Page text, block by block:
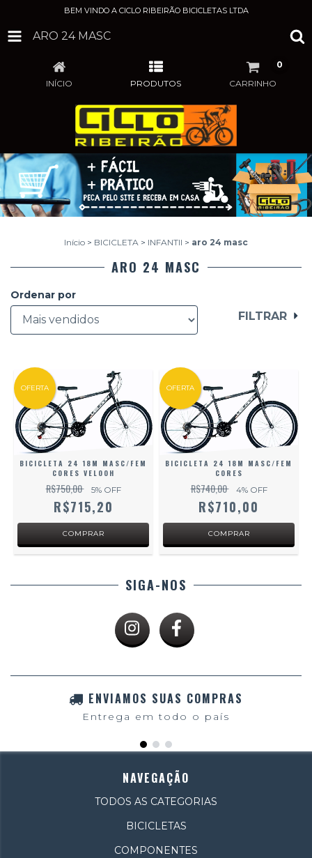
BEM VINDO A CICLO RIBEIRÃO BICICLETAS LTDA
ARO 24 MASC
INÍCIO PRODUTOS CARRINHO
0
Início > BICICLETA > INFANTIl > aro 24 masc
ARO 24 MASC
Ordenar por
FILTRAR
OFERTA
BICICLETA 24 18M MASC/FEM
CORES VELOOH
R$750,00 5% OFF
R$715,20
OFERTA
BICICLETA 24 18M MASC/FEM
CORES
R$740,00 4% OFF
R$710,00
SIGA-NOS
ENVIAMOS SUAS COMPRAS
Entrega em todo o país
NAVEGAÇÃO
TODOS AS CATEGORIAS
BICICLETAS
COMPONENTES